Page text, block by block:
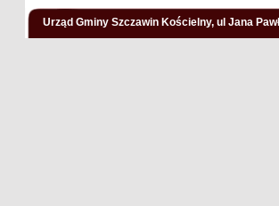
Urząd Gminy Szczawin Kościelny, ul Jana